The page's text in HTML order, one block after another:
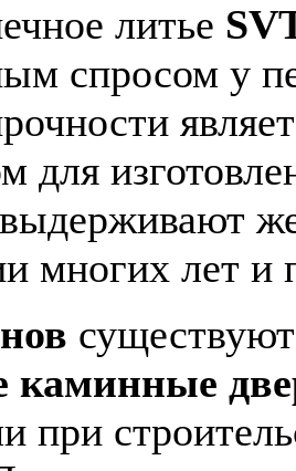
литье
спросом у
для
многих лет и
каминные
при